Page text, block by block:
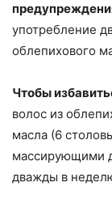
употребление
облепихового
Чтобы
волос из
масла (6
массирующими
дважды в